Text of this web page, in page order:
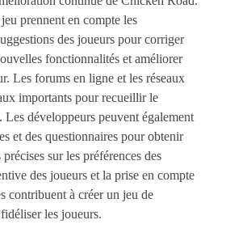
prennent en compte les
des joueurs pour corriger
fonctionnalités et améliorer
Les forums en ligne et les réseaux
importants pour recueillir le
Les développeurs peuvent également
et des questionnaires pour obtenir
sur les préférences des
des joueurs et la prise en compte
contribuent à créer un jeu de
les joueurs.